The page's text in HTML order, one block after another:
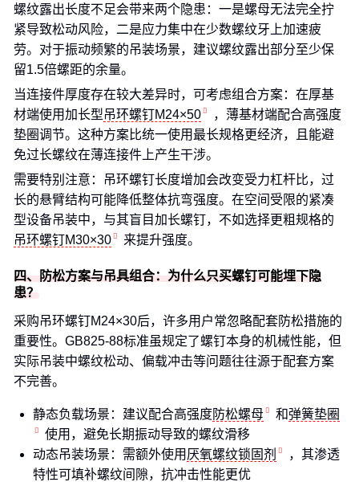
螺纹露出长度不足会带来两个隐患：一是螺母无法完全拧
紧导致松动风险，二是应力集中在少数螺纹牙上加速疲
劳。对于振动频繁的吊装场景，建议螺纹露出部分至少保
留1.5倍螺距的余量。
当连接件厚度存在较大差异时，可考虑组合方案：在厚基
材端使用加长型吊环螺钉M24×50
，薄基材端配合高强度
垫圈调节。这种方案比统一使用最长规格更经济，且能避
免过长螺纹在薄连接件上产生干涉。
需要特别注意：吊环螺钉长度增加会改变受力杠杆比，过
长的悬臂结构可能降低整体抗弯强度。在空间受限的紧凑
型设备吊装中，与其盲目加长螺钉，不如选择更粗规格的
吊环螺钉M30×30
来提升强度。
四、防松方案与吊具组合：为什么只买螺钉可能埋下隐
患？
采购吊环螺钉M24×30后，许多用户常忽略配套防松措施的
重要性。GB825-88标准虽规定了螺钉本身的机械性能，但
实际吊装中螺纹松动、偏载冲击等问题往往源于配套方案
不完善。
静态负载场景：建议配合高强度防松螺母 和弹簧垫圈
使用，避免长期振动导致的螺纹滑移
动态吊装场景：需额外使用 厌氧螺纹锁固剂
，其渗透
特性可填补螺纹间隙，抗冲击性能更优